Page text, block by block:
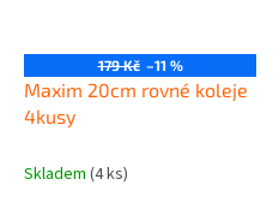
179 Kč –11 %
Maxim 20cm rovné koleje
4kusy
Skladem (4 ks)